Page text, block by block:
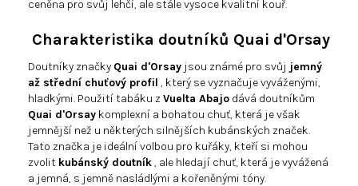
ceněna pro svůj lehčí, ale stále vysoce kvalitní kouř.
Charakteristika doutníků Quai d'Orsay
Doutníky značky Quai d'Orsay jsou známé pro svůj jemný
až střední chuťový profil , který se vyznačuje vyváženými,
hladkými. Použití tabáku z Vuelta Abajo dává doutníkům
Quai d'Orsay komplexní a bohatou chuť, která je však
jemnější než u některých silnějších kubánských značek.
Tato značka je ideální volbou pro kuřáky, kteří si mohou
zvolit kubánský doutník, ale hledají chuť, která je vyvážená
a jemná, s jemně nasládlými a kořeněnými tóny.